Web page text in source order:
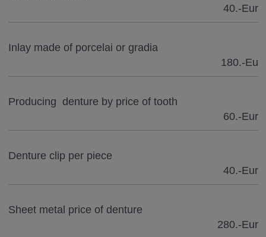
40.-Eur
Inlay made of porcelai or gradia
180.-Eu
Producing denture by price of tooth
60.-Eur
Denture clip per piece
40.-Eur
Sheet metal price of denture
280.-Eur